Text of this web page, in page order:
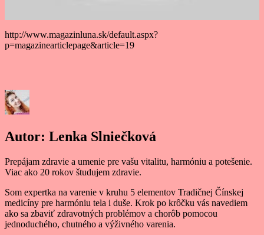
http://www.magazinluna.sk/default.aspx?
p=magazinearticlepage&article=19
Autor: Lenka Slniečková
Prepájam zdravie a umenie pre vašu vitalitu, harmóniu a potešenie.
Viac ako 20 rokov študujem zdravie.
Som expertka na varenie v kruhu 5 elementov Tradičnej Čínskej
medicíny pre harmóniu tela i duše. Krok po krôčku vás navediem
ako sa zbaviť zdravotných problémov a chorôb pomocou
jednoduchého, chutného a výživného varenia.